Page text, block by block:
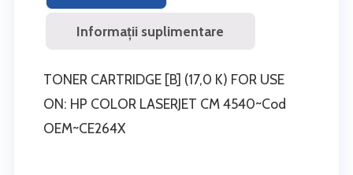
Informații suplimentare
TONER CARTRIDGE [B] (17,0 K) FOR USE
ON: HP COLOR LASERJET CM 4540~Cod
OEM~CE264X